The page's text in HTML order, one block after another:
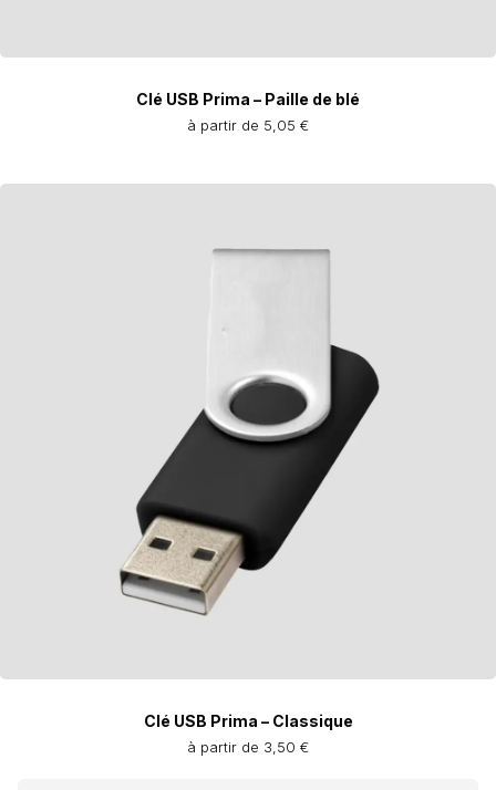
Clé USB Prima – Paille de blé
à partir de 5,05 €
Clé USB Prima – Classique
à partir de 3,50 €